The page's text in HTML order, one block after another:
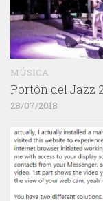
MÚSICA
Portón del Jazz
28/07/2018